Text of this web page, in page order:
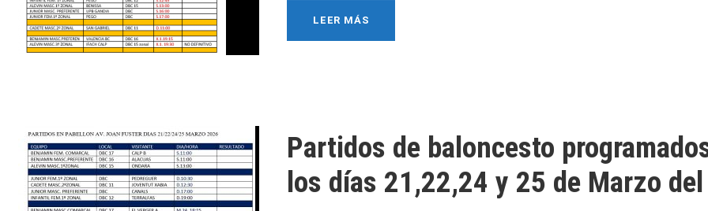
LEER MÁS
Partidos de baloncesto
los días 21,22,24 y 25 de Marzo